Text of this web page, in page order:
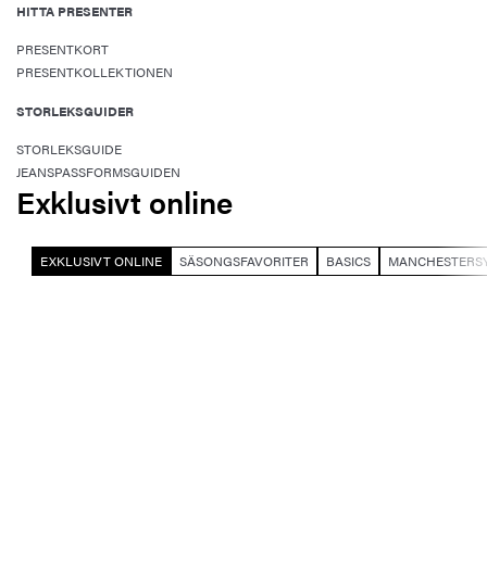
HITTA PRESENTER
PRESENTKORT
PRESENTKOLLEKTIONEN
STORLEKSGUIDER
STORLEKSGUIDE
JEANSPASSFORMSGUIDEN
Exklusivt online
EXKLUSIVT ONLINE SÄSONGSFAVORITER BASICS